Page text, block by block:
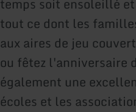
tout ce dont les
aux aires de jeu
ou fêtez l'anniversaire
également une
écoles et les